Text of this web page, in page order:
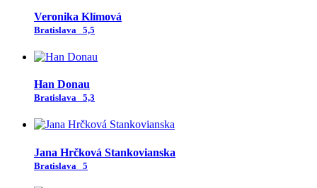
Veronika Klímová
Bratislava 5,5
Han Donau
Bratislava 5,3
Jana Hrčková Stankovianska
Bratislava 5